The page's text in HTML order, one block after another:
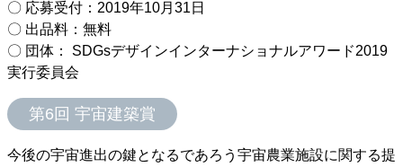
〇 応募受付：2019年10月31日
〇 出品料：無料
〇 団体： SDGsデザインインターナショナルアワード2019
実行委員会
第6回 宇宙建築賞
今後の宇宙進出の鍵となるであろう宇宙農業施設に関する提